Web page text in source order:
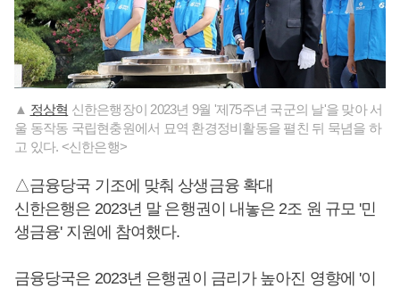
▲ 정상혁 신한은행장이 2023년 9월 '제75주년 국군의 날'을 맞아 서
울 동작동 국립현충원에서 묘역 환경정비활동을 펼친 뒤 묵념을 하
고 있다. <신한은행>
△금융당국 기조에 맞춰 상생금융 확대
신한은행은 2023년 말 은행권이 내놓은 2조 원 규모 '민
생금융' 지원에 참여했다.
금융당국은 2023년 은행권이 금리가 높아진 영향에 '이